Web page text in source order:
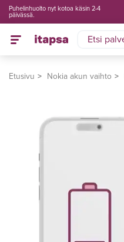
Puhelinhuolto nyt kotoa käsin 2-4
päivässä.
Etusivu Nokia akun vaihto